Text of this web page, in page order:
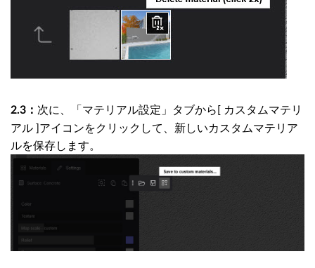
2.3： 次に、「マテリアル設定」タブから[ カスタムマテリ
アル ]アイコンをクリックして、新しいカスタムマテリア
ルを保存します。